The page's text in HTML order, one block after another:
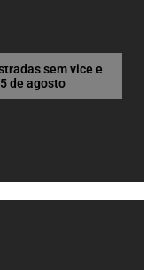
sem vice e
de agosto